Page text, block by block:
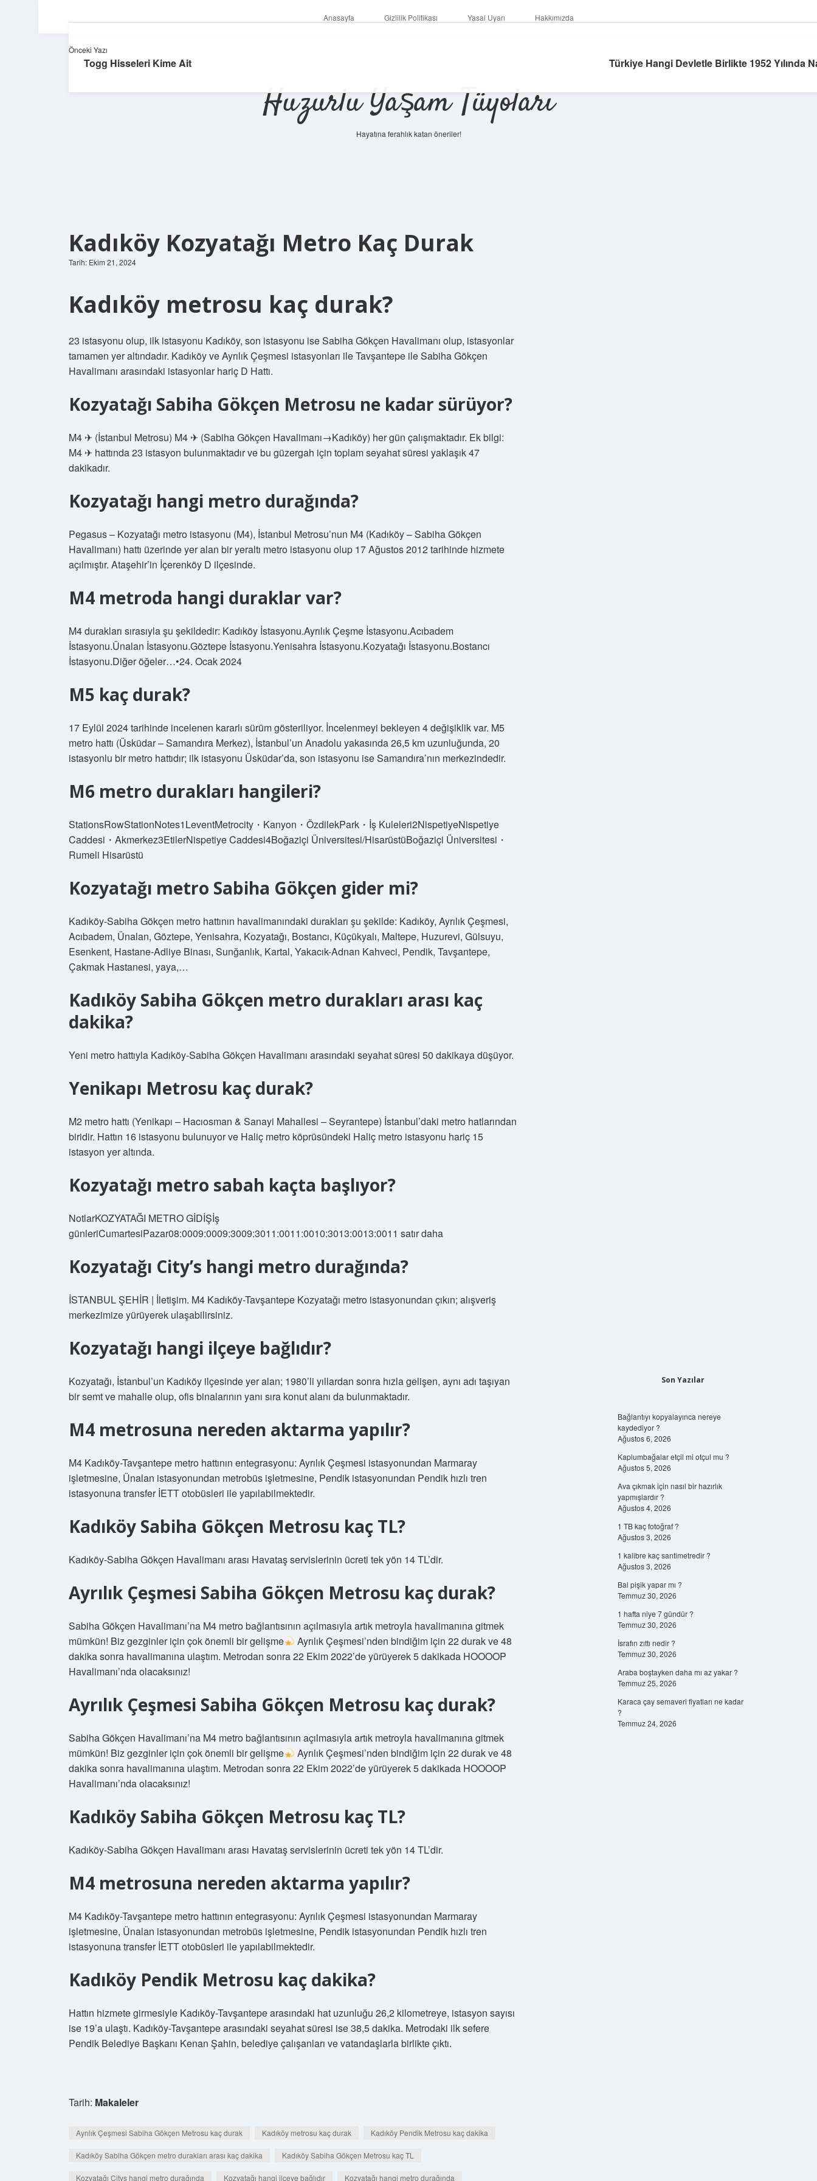
Anasayfa Gizlilik Politikası Yasal Uyarı Hakkımızda
Huzurlu Yaşam Tüyoları
Hayatına ferahlık katan öneriler!
Kadıköy Kozyatağı Metro Kaç Durak
Tarih: Ekim 21, 2024
Kadıköy metrosu kaç durak?
23 istasyonu olup, ilk istasyonu Kadıköy, son istasyonu ise Sabiha Gökçen Havalimanı olup, istasyonlar
tamamen yer altındadır. Kadıköy ve Ayrılık Çeşmesi istasyonları ile Tavşantepe ile Sabiha Gökçen
Havalimanı arasındaki istasyonlar hariç D Hattı.
Kozyatağı Sabiha Gökçen Metrosu ne kadar sürüyor?
M4 ✈ (İstanbul Metrosu) M4 ✈ (Sabiha Gökçen Havalimanı‎→Kadıköy) her gün çalışmaktadır. Ek bilgi:
M4 ✈ hattında 23 istasyon bulunmaktadır ve bu güzergah için toplam seyahat süresi yaklaşık 47
dakikadır.
Kozyatağı hangi metro durağında?
Pegasus – Kozyatağı metro istasyonu (M4), İstanbul Metrosu’nun M4 (Kadıköy – Sabiha Gökçen
Havalimanı) hattı üzerinde yer alan bir yeraltı metro istasyonu olup 17 Ağustos 2012 tarihinde hizmete
açılmıştır. Ataşehir’in İçerenköy D ilçesinde.
M4 metroda hangi duraklar var?
M4 durakları sırasıyla şu şekildedir: Kadıköy İstasyonu.Ayrılık Çeşme İstasyonu.Acıbadem
İstasyonu.Ünalan İstasyonu.Göztepe İstasyonu.Yenisahra İstasyonu.Kozyatağı İstasyonu.Bostancı
İstasyonu.Diğer öğeler…•24. Ocak 2024
M5 kaç durak?
17 Eylül 2024 tarihinde incelenen kararlı sürüm gösteriliyor. İncelenmeyi bekleyen 4 değişiklik var. M5
metro hattı (Üsküdar – Samandıra Merkez), İstanbul’un Anadolu yakasında 26,5 km uzunluğunda, 20
istasyonlu bir metro hattıdır; ilk istasyonu Üsküdar’da, son istasyonu ise Samandıra’nın merkezindedir.
M6 metro durakları hangileri?
StationsRowStationNotes1LeventMetrocity・Kanyon・ÖzdilekPark・İş Kuleleri2NispetiyeNispetiye
Caddesi・Akmerkez3EtilerNispetiye Caddesi4Boğaziçi Üniversitesi/HisarüstüBoğaziçi Üniversitesi・
Rumeli Hisarüstü
Kozyatağı metro Sabiha Gökçen gider mi?
Kadıköy-Sabiha Gökçen metro hattının havalimanındaki durakları şu şekilde: Kadıköy, Ayrılık Çeşmesi,
Acıbadem, Ünalan, Göztepe, Yenisahra, Kozyatağı, Bostancı, Küçükyalı, Maltepe, Huzurevi, Gülsuyu,
Esenkent, Hastane-Adliye Binası, Sunğanlık, Kartal, Yakacık-Adnan Kahveci, Pendik, Tavşantepe,
Çakmak Hastanesi, yaya,…
Kadıköy Sabiha Gökçen metro durakları arası kaç
dakika?
Yeni metro hattıyla Kadıköy-Sabiha Gökçen Havalimanı arasındaki seyahat süresi 50 dakikaya düşüyor.
Yenikapı Metrosu kaç durak?
M2 metro hattı (Yenikapı – Hacıosman & Sanayi Mahallesi – Seyrantepe) İstanbul’daki metro hatlarından
biridir. Hattın 16 istasyonu bulunuyor ve Haliç metro köprüsündeki Haliç metro istasyonu hariç 15
istasyon yer altında.
Kozyatağı metro sabah kaçta başlıyor?
NotlarKOZYATAĞI METRO GİDİŞİş
günleriCumartesiPazar08:0009:0009:3009:3011:0011:0010:3013:0013:0011 satır daha
Kozyatağı City’s hangi metro durağında?
İSTANBUL ŞEHİR | İletişim. M4 Kadıköy-Tavşantepe Kozyatağı metro istasyonundan çıkın; alışveriş
merkezimize yürüyerek ulaşabilirsiniz.
Kozyatağı hangi ilçeye bağlıdır?
Kozyatağı, İstanbul’un Kadıköy ilçesinde yer alan; 1980’li yıllardan sonra hızla gelişen, aynı adı taşıyan
bir semt ve mahalle olup, ofis binalarının yanı sıra konut alanı da bulunmaktadır.
M4 metrosuna nereden aktarma yapılır?
M4 Kadıköy-Tavşantepe metro hattının entegrasyonu: Ayrılık Çeşmesi istasyonundan Marmaray
işletmesine, Ünalan istasyonundan metrobüs işletmesine, Pendik istasyonundan Pendik hızlı tren
istasyonuna transfer İETT otobüsleri ile yapılabilmektedir.
Kadıköy Sabiha Gökçen Metrosu kaç TL?
Kadıköy-Sabiha Gökçen Havalimanı arası Havataş servislerinin ücreti tek yön 14 TL’dir.
Ayrılık Çeşmesi Sabiha Gökçen Metrosu kaç durak?
Sabiha Gökçen Havalimanı’na M4 metro bağlantısının açılmasıyla artık metroyla havalimanına gitmek
mümkün! Biz gezginler için çok önemli bir gelişme
Ayrılık Çeşmesi’nden bindiğim için 22 durak ve 48
dakika sonra havalimanına ulaştım. Metrodan sonra 22 Ekim 2022’de yürüyerek 5 dakikada HOOOOP
Havalimanı’nda olacaksınız!
Ayrılık Çeşmesi Sabiha Gökçen Metrosu kaç durak?
Sabiha Gökçen Havalimanı’na M4 metro bağlantısının açılmasıyla artık metroyla havalimanına gitmek
mümkün! Biz gezginler için çok önemli bir gelişme
Ayrılık Çeşmesi’nden bindiğim için 22 durak ve 48
dakika sonra havalimanına ulaştım. Metrodan sonra 22 Ekim 2022’de yürüyerek 5 dakikada HOOOOP
Havalimanı’nda olacaksınız!
Kadıköy Sabiha Gökçen Metrosu kaç TL?
Kadıköy-Sabiha Gökçen Havalimanı arası Havataş servislerinin ücreti tek yön 14 TL’dir.
M4 metrosuna nereden aktarma yapılır?
M4 Kadıköy-Tavşantepe metro hattının entegrasyonu: Ayrılık Çeşmesi istasyonundan Marmaray
işletmesine, Ünalan istasyonundan metrobüs işletmesine, Pendik istasyonundan Pendik hızlı tren
istasyonuna transfer İETT otobüsleri ile yapılabilmektedir.
Kadıköy Pendik Metrosu kaç dakika?
Hattın hizmete girmesiyle Kadıköy-Tavşantepe arasındaki hat uzunluğu 26,2 kilometreye, istasyon sayısı
ise 19’a ulaştı. Kadıköy-Tavşantepe arasındaki seyahat süresi ise 38,5 dakika. Metrodaki ilk sefere
Pendik Belediye Başkanı Kenan Şahin, belediye çalışanları ve vatandaşlarla birlikte çıktı.
Tarih: Makaleler
Ayrılık Çeşmesi Sabiha Gökçen Metrosu kaç durak Kadıköy metrosu kaç durak Kadıköy Pendik Metrosu kaç dakika
Kadıköy Sabiha Gökçen metro durakları arası kaç dakika Kadıköy Sabiha Gökçen Metrosu kaç TL
Kozyatağı Citys hangi metro durağında Kozyatağı hangi ilçeye bağlıdır Kozyatağı hangi metro durağında
Önceki Yazı
Togg Hisseleri Kime Ait Türkiye Hangi Devletle Birlikte 1952 Yılında
Son Yazılar
Bağlantıyı kopyalayınca nereye
kaydediyor ?
Ağustos 6, 2026
Kaplumbağalar etçil mi otçul mu ?
Ağustos 5, 2026
Ava çıkmak için nasıl bir hazırlık
yapmışlardır ?
Ağustos 4, 2026
1 TB kaç fotoğraf ?
Ağustos 3, 2026
1 kalibre kaç santimetredir ?
Ağustos 3, 2026
Bal pişik yapar mı ?
Temmuz 30, 2026
1 hafta niye 7 gündür ?
Temmuz 30, 2026
İsrafın zıttı nedir ?
Temmuz 30, 2026
Araba boştayken daha mı az yakar ?
Temmuz 25, 2026
Karaca çay semaveri fiyatları ne kadar
?
Temmuz 24, 2026